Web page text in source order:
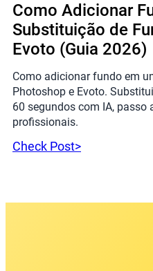
Como Adicionar
Substituição de
Evoto (Guia 2026)
Como adicionar fundo em
Photoshop e Evoto.
60 segundos com IA, passo
profissionais.
Check Post>